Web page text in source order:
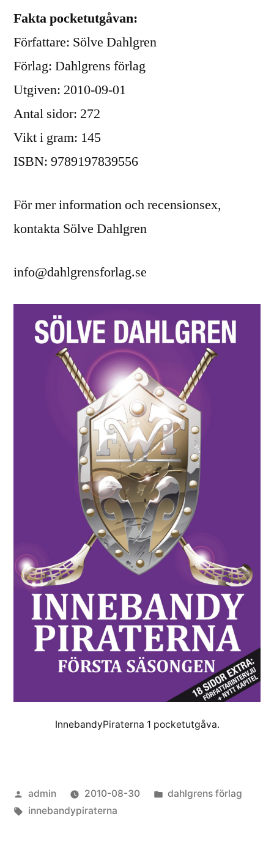
Fakta pocketutgåvan:
Författare: Sölve Dahlgren
Förlag: Dahlgrens förlag
Utgiven: 2010-09-01
Antal sidor: 272
Vikt i gram: 145
ISBN: 9789197839556
För mer information och recensionsex,
kontakta Sölve Dahlgren
info@dahlgrensforlag.se
InnebandyPiraterna 1 pocketutgåva.
Posted
by
admin 2010-08-30
Posted
dahlgrens förlag
Tags:
innebandypiraterna